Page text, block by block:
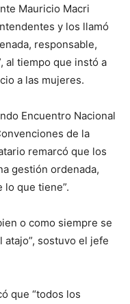
Mauricio Macri
y los llamó
responsable,
al tiempo que instó a
a las mujeres.
Encuentro Nacional
de la
remarcó que los
gestión ordenada,
lo que tiene”.
o como siempre se
atajo”, sostuvo el jefe
que “todos los